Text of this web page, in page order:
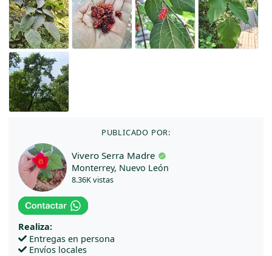
PUBLICADO POR:
Vivero Serra Madre
Monterrey, Nuevo León
8.36K vistas
Realiza:
Entregas en persona
Envíos locales